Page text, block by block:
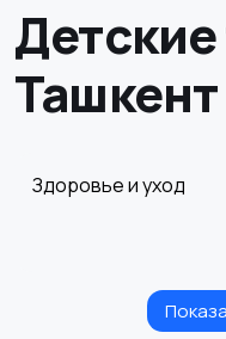
Ташкент
Здоровье и уход
Игрушки и игры 6